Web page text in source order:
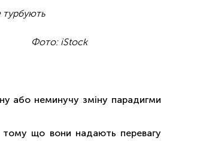
турбують
Фото: iStock
або неминучу зміну парадигми
тому що вони надають перевагу